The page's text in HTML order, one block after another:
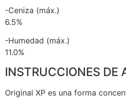
-Ceniza
6.5%
-Humedad
11.0%
INSTRUCCIONES DE
Original XP es una forma